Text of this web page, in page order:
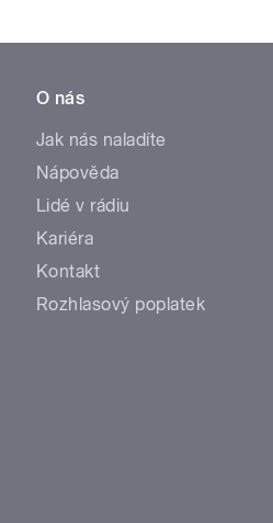
O nás
Jak nás naladíte
Nápověda
Lidé v rádiu
Kariéra
Kontakt
Rozhlasový poplatek